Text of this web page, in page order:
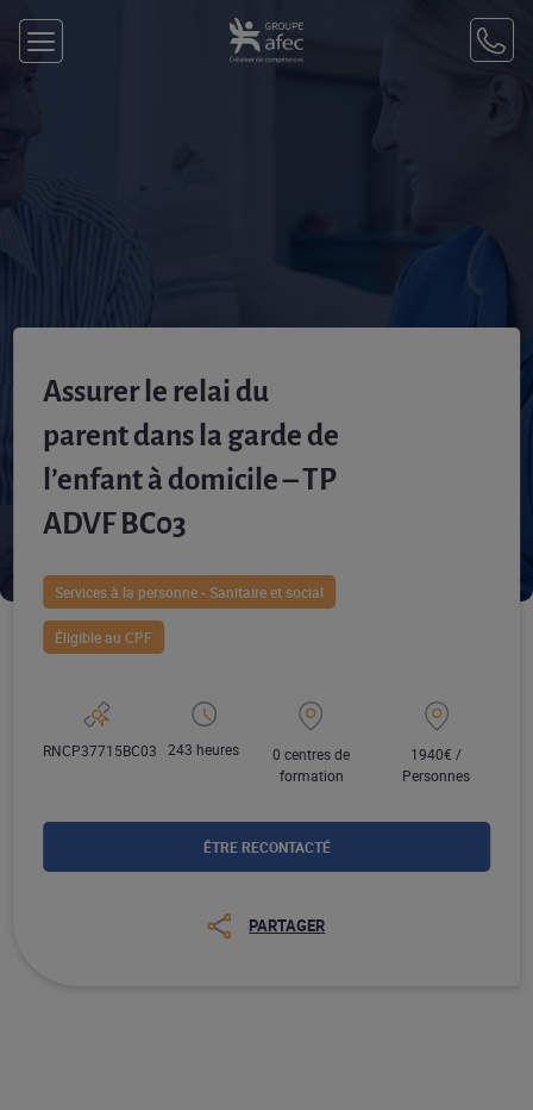
Assurer le relai du
parent dans la garde de
l’enfant à domicile – TP
ADVF BC03
Services à la personne - Sanitaire et social
Éligible au CPF
RNCP37715BC03 243 heures
0 centres de
formation
1940€ /
Personnes
ÊTRE RECONTACTÉ
PARTAGER